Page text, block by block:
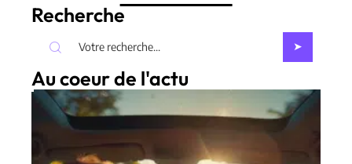
Recherche
Au coeur de l'actu